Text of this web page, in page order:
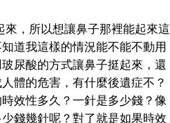
，所以想讓鼻子那裡能起來這
道我這樣的情況能不能不動用
尿酸的方式讓鼻子挺起來，還
體的危害，有什麼後遺症不？
效性多久？一針是多少錢？像
錢幾針呢？對了就是如果時效